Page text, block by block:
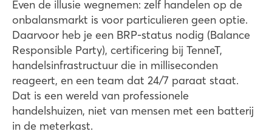
Even de illusie wegnemen: zelf handelen op de
onbalansmarkt is voor particulieren geen optie.
Daarvoor heb je een BRP-status nodig (Balance
Responsible Party), certificering bij TenneT,
handelsinfrastructuur die in milliseconden
reageert, en een team dat 24/7 paraat staat.
Dat is een wereld van professionele
handelshuizen, niet van mensen met een batterij
in de meterkast.